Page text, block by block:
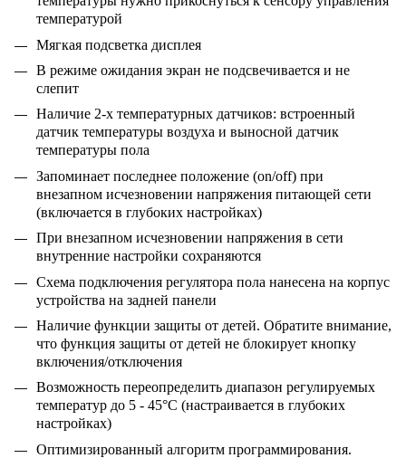
температурой
Мягкая подсветка дисплея
В режиме ожидания экран не подсвечивается и не
слепит
Наличие 2-х температурных датчиков: встроенный
датчик температуры воздуха и выносной датчик
температуры пола
Запоминает последнее положение (on/off) при
внезапном исчезновении напряжения питающей сети
(включается в глубоких настройках)
При внезапном исчезновении напряжения в сети
внутренние настройки сохраняются
Схема подключения регулятора пола нанесена на корпус
устройства на задней панели
Наличие функции защиты от детей. Обратите внимание,
что функция защиты от детей не блокирует кнопку
включения/отключения
Возможность переопределить диапазон регулируемых
температур до 5 - 45°С (настраивается в глубоких
настройках)
Оптимизированный алгоритм программирования.